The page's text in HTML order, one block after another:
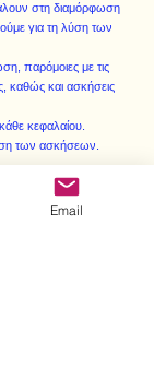
στη διαμόρφωση
για τη λύση των
παρόμοιες με τις
καθώς και ασκήσεις
κεφαλαίου.
των ασκήσεων.
Email